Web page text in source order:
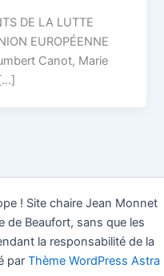
DE LA LUTTE
EUROPÉENNE
Canot, Marie
! Site chaire Jean Monnet
de Beaufort, sans que les
la responsabilité de la
par Thème WordPress Astra